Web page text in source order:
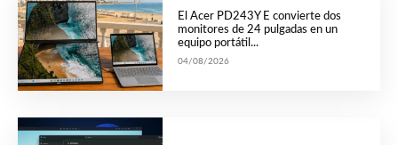
El Acer PD243Y E convierte dos
monitores de 24 pulgadas en un
equipo portátil...
04/08/2026